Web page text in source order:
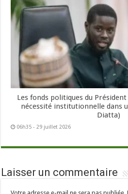
Les fonds politiques du
nécessité institutionnelle dans
Diatta)
06h35 - 29 juillet 2026
Laisser un commentaire